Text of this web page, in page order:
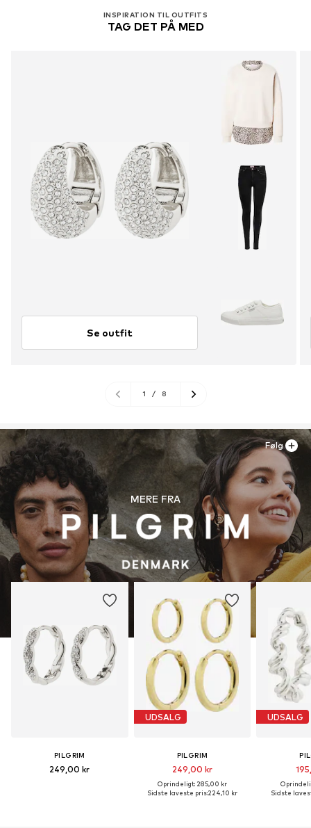
INSPIRATION TIL OUTFITS
TAG DET PÅ MED
Se outfit
1 / 8
MERE FRA
PILGRIM
249,00 kr
UDSALG
PILGRIM
249,00 kr
Oprindeligt: 285,00 kr
Sidste laveste pris:224,10 kr
UDSALG
Sidste
Følg